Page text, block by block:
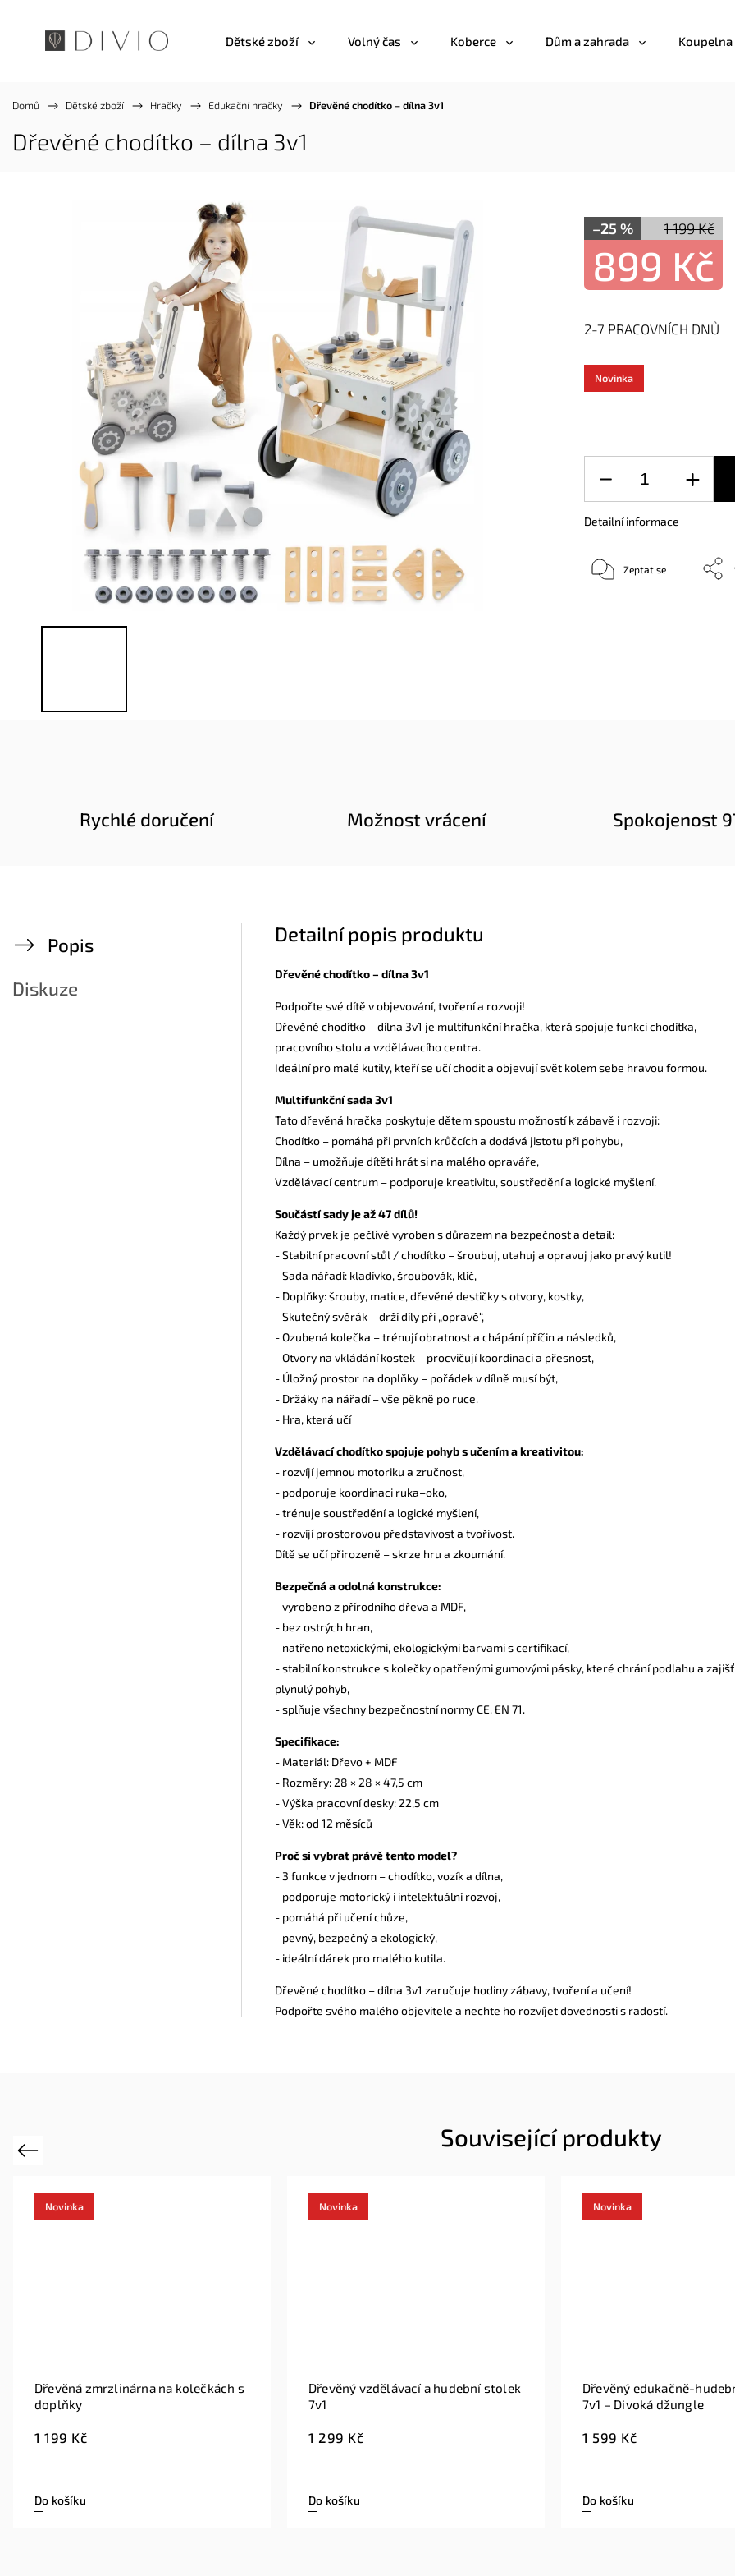
Dětské zboží Volný čas Koberce Dům a zahrada Koupelna
Domů / Dětské zboží / Hračky / Edukační hračky / Dřevěné chodítko – dílna 3v1
Dřevěné chodítko – dílna 3v1
1 199 Kč
–25 %
899 Kč
Novinka
2-7 PRACOVNÍCH DNŮ
Detailní informace
Zeptat se
Rychlé doručení Možnost vrácení Spokojenost
Popis
Diskuze
Detailní popis produktu
Dřevěné chodítko – dílna 3v1
Podpořte své dítě v objevování, tvoření a rozvoji!
Dřevěné chodítko – dílna 3v1 je multifunkční hračka, která spojuje funkci chodítka,
pracovního stolu a vzdělávacího centra.
Ideální pro malé kutily, kteří se učí chodit a objevují svět kolem sebe hravou formou.
Multifunkční sada 3v1
Tato dřevěná hračka poskytuje dětem spoustu možností k zábavě i rozvoji:
Chodítko – pomáhá při prvních krůčcích a dodává jistotu při pohybu,
Dílna – umožňuje dítěti hrát si na malého opraváře,
Vzdělávací centrum – podporuje kreativitu, soustředění a logické myšlení.
Součástí sady je až 47 dílů!
Každý prvek je pečlivě vyroben s důrazem na bezpečnost a detail:
- Stabilní pracovní stůl / chodítko – šroubuj, utahuj a opravuj jako pravý kutil!
- Sada nářadí: kladívko, šroubovák, klíč,
- Doplňky: šrouby, matice, dřevěné destičky s otvory, kostky,
- Skutečný svěrák – drží díly při „opravě“,
- Ozubená kolečka – trénují obratnost a chápání příčin a následků,
- Otvory na vkládání kostek – procvičují koordinaci a přesnost,
- Úložný prostor na doplňky – pořádek v dílně musí být,
- Držáky na nářadí – vše pěkně po ruce.
- Hra, která učí
Vzdělávací chodítko spojuje pohyb s učením a kreativitou:
- rozvíjí jemnou motoriku a zručnost,
- podporuje koordinaci ruka–oko,
- trénuje soustředění a logické myšlení,
- rozvíjí prostorovou představivost a tvořivost.
Dítě se učí přirozeně – skrze hru a zkoumání.
Bezpečná a odolná konstrukce:
- vyrobeno z přírodního dřeva a MDF,
- bez ostrých hran,
- natřeno netoxickými, ekologickými barvami s certifikací,
- stabilní konstrukce s kolečky opatřenými gumovými pásky, které chrání podlahu a
plynulý pohyb,
- splňuje všechny bezpečnostní normy CE, EN 71.
Specifikace:
- Materiál: Dřevo + MDF
- Rozměry: 28 × 28 × 47,5 cm
- Výška pracovní desky: 22,5 cm
- Věk: od 12 měsíců
Proč si vybrat právě tento model?
- 3 funkce v jednom – chodítko, vozík a dílna,
- podporuje motorický i intelektuální rozvoj,
- pomáhá při učení chůze,
- pevný, bezpečný a ekologický,
- ideální dárek pro malého kutila.
Dřevěné chodítko – dílna 3v1 zaručuje hodiny zábavy, tvoření a učení!
Podpořte svého malého objevitele a nechte ho rozvíjet dovednosti s radostí.
Související produkty
Previous
na kolečkách s
Dřevěný vzdělávací a hudební stolek
Dřevěný edukačně-hudební stolek
7v1 – Divoká džungle